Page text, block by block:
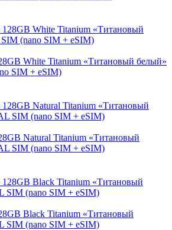
White Titanium «Титановый белый»
SIM + eSIM)
Natural Titanium «Tитановый
SIM (nano SIM + eSIM)
Black Titanium «Титановый
SIM (nano SIM + eSIM)